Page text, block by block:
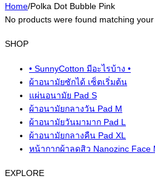
Home/Polka Dot Bubble Pink
No products were found matching your
SHOP
• SunnyCotton มีอะไรบ้าง •
ผ้าอนามัยซักได้ เซ็ตเริ่มต้น
แผ่นอนามัย Pad S
ผ้าอนามัยกลางวัน Pad M
ผ้าอนามัยวันมามาก Pad L
ผ้าอนามัยกลางคืน Pad XL
หน้ากากผ้าลดสิว Nanozinc Face
EXPLORE